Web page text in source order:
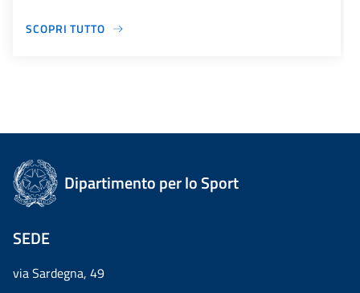
SCOPRI TUTTO
Dipartimento per lo Sport
SEDE
via Sardegna, 49